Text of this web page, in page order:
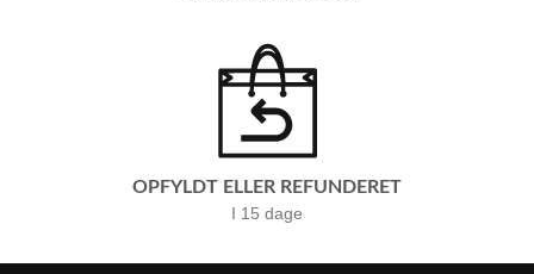
OPFYLDT ELLER REFUNDERET
I 15 dage